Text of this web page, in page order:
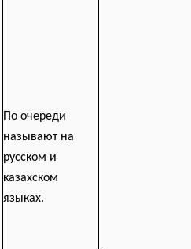
По очереди
называют на
русском и
казахском
языках.